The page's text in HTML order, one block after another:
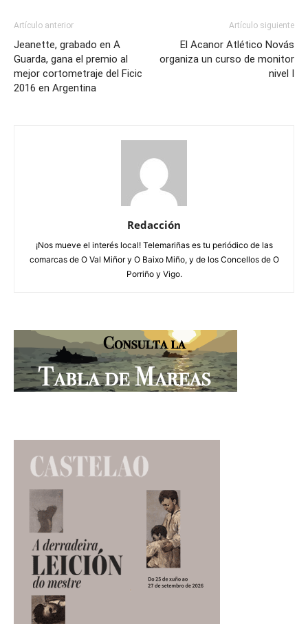
Artículo anterior
Jeanette, grabado en A
Guarda, gana el premio al
mejor cortometraje del Ficic
2016 en Argentina
Artículo siguiente
El Acanor Atlético Novás
organiza un curso de monitor
nivel I
Redacción
¡Nos mueve el interés local! Telemariñas es tu periódico de las
comarcas de O Val Miñor y O Baixo Miño, y de los Concellos de O
Porriño y Vigo.